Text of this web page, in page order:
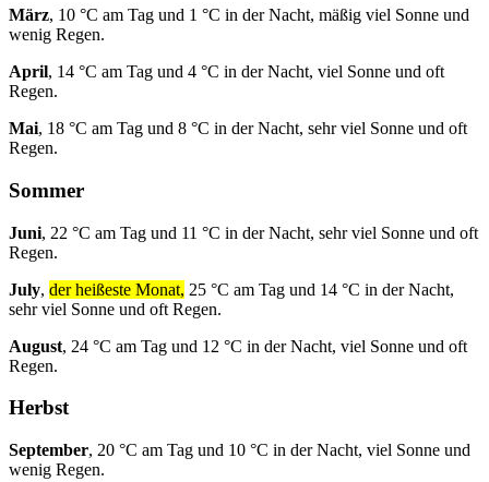
März, 10 °C am Tag und 1 °C in der Nacht, mäßig viel Sonne und
wenig Regen.
April, 14 °C am Tag und 4 °C in der Nacht, viel Sonne und oft
Regen.
Mai, 18 °C am Tag und 8 °C in der Nacht, sehr viel Sonne und oft
Regen.
Sommer
Juni, 22 °C am Tag und 11 °C in der Nacht, sehr viel Sonne und oft
Regen.
July, der heißeste Monat, 25 °C am Tag und 14 °C in der Nacht,
sehr viel Sonne und oft Regen.
August, 24 °C am Tag und 12 °C in der Nacht, viel Sonne und oft
Regen.
Herbst
September, 20 °C am Tag und 10 °C in der Nacht, viel Sonne und
wenig Regen.